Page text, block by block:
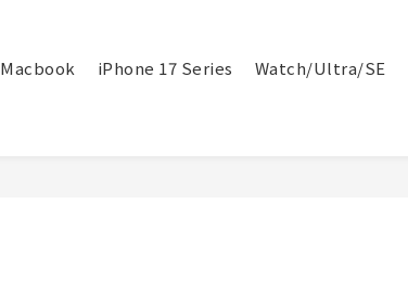
Macbook iPhone 17 Series Watch/Ultra/SE